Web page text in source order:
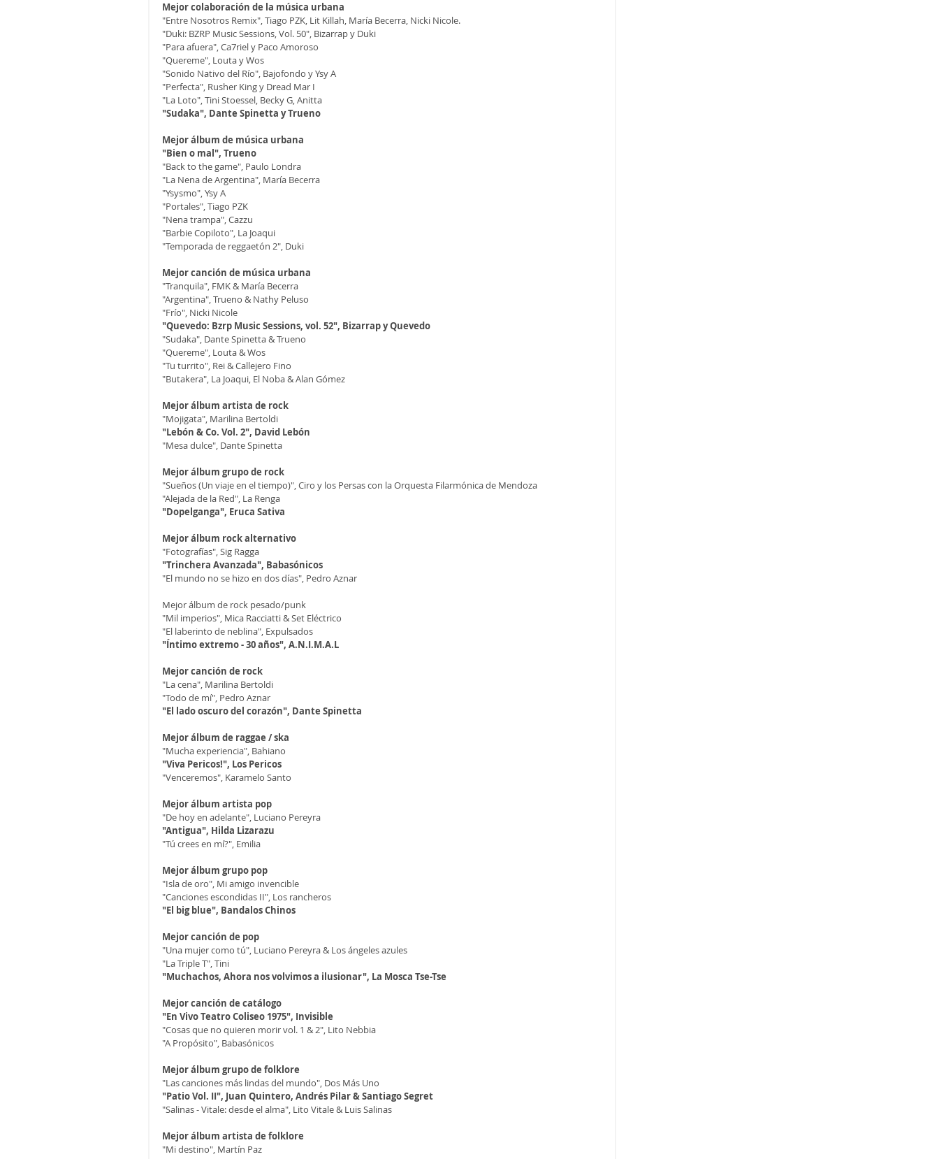
Mejor colaboración de la música urbana
"Entre Nosotros Remix", Tiago PZK, Lit Killah, María Becerra, Nicki Nicole.
"Duki: BZRP Music Sessions, Vol. 50", Bizarrap y Duki
"Para afuera", Ca7riel y Paco Amoroso
"Quereme", Louta y Wos
"Sonido Nativo del Río", Bajofondo y Ysy A
"Perfecta", Rusher King y Dread Mar I
"La Loto", Tini Stoessel, Becky G, Anitta
"Sudaka", Dante Spinetta y Trueno
Mejor álbum de música urbana
"Bien o mal", Trueno
"Back to the game", Paulo Londra
"La Nena de Argentina", María Becerra
"Ysysmo", Ysy A
"Portales", Tiago PZK
"Nena trampa", Cazzu
"Barbie Copiloto", La Joaqui
"Temporada de reggaetón 2", Duki
Mejor canción de música urbana
"Tranquila", FMK & María Becerra
"Argentina", Trueno & Nathy Peluso
"Frío", Nicki Nicole
"Quevedo: Bzrp Music Sessions, vol. 52", Bizarrap y Quevedo
"Sudaka", Dante Spinetta & Trueno
"Quereme", Louta & Wos
"Tu turrito", Rei & Callejero Fino
"Butakera", La Joaqui, El Noba & Alan Gómez
Mejor álbum artista de rock
"Mojigata", Marilina Bertoldi
"Lebón & Co. Vol. 2", David Lebón
"Mesa dulce", Dante Spinetta
Mejor álbum grupo de rock
"Sueños (Un viaje en el tiempo)", Ciro y los Persas con la Orquesta Filarmónica de Mendoza
"Alejada de la Red", La Renga
"Dopelganga", Eruca Sativa
Mejor álbum rock alternativo
"Fotografías", Sig Ragga
"Trinchera Avanzada", Babasónicos
"El mundo no se hizo en dos días", Pedro Aznar
Mejor álbum de rock pesado/punk
"Mil imperios", Mica Racciatti & Set Eléctrico
"El laberinto de neblina", Expulsados
"Íntimo extremo - 30 años", A.N.I.M.A.L
Mejor canción de rock
"La cena", Marilina Bertoldi
"Todo de mí", Pedro Aznar
"El lado oscuro del corazón", Dante Spinetta
Mejor álbum de raggae / ska
"Mucha experiencia", Bahiano
"Viva Pericos!", Los Pericos
"Venceremos", Karamelo Santo
Mejor álbum artista pop
"De hoy en adelante", Luciano Pereyra
"Antigua", Hilda Lizarazu
"Tú crees en mí?", Emilia
Mejor álbum grupo pop
"Isla de oro", Mi amigo invencible
"Canciones escondidas II", Los rancheros
"El big blue", Bandalos Chinos
Mejor canción de pop
"Una mujer como tú", Luciano Pereyra & Los ángeles azules
"La Triple T", Tini
"Muchachos, Ahora nos volvimos a ilusionar", La Mosca Tse-Tse
Mejor canción de catálogo
"En Vivo Teatro Coliseo 1975", Invisible
"Cosas que no quieren morir vol. 1 & 2", Lito Nebbia
"A Propósito", Babasónicos
Mejor álbum grupo de folklore
"Las canciones más lindas del mundo", Dos Más Uno
"Patio Vol. II", Juan Quintero, Andrés Pilar & Santiago Segret
"Salinas - Vitale: desde el alma", Lito Vitale & Luis Salinas
Mejor álbum artista de folklore
"Mi destino", Martín Paz